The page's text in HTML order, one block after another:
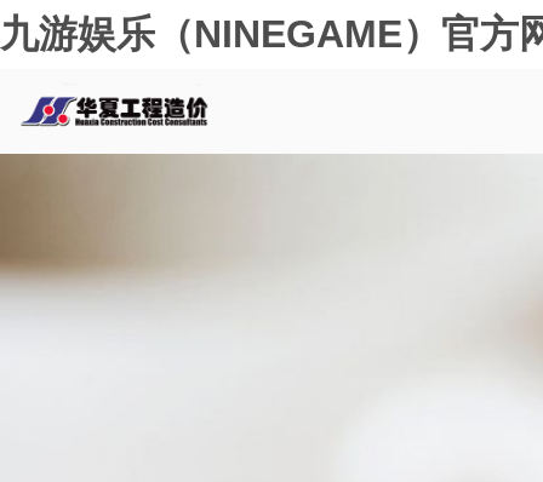
九游娱乐（NINEGAME）官方